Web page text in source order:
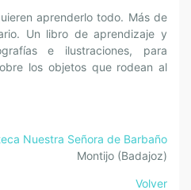
aprenderlo todo. Más de
Un libro de aprendizaje y
e ilustraciones, para
los objetos que rodean al
Nuestra Señora de Barbaño
Montijo (Badajoz)
Volver